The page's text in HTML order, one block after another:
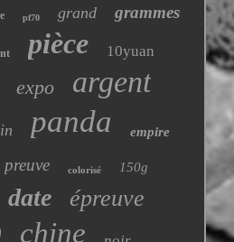
pf70 grand grammes
pièce 10yuan
expo argent
panda empire
preuve colorisé 150g
date épreuve
chine